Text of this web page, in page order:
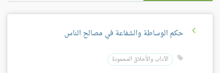
حكم الوساطة والشفاعة في مصالح الناس
الآداب والأخلاق المحمودة